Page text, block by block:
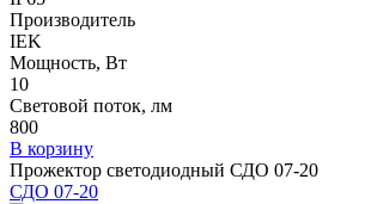
Производитель
IEK
Мощность, Вт
10
Световой поток, лм
800
В корзину
Прожектор светодиодный СДО 07-20
СДО 07-20